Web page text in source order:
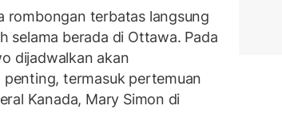
rombongan terbatas langsung
selama berada di Ottawa. Pada
dijadwalkan akan
penting, termasuk pertemuan
Kanada, Mary Simon di